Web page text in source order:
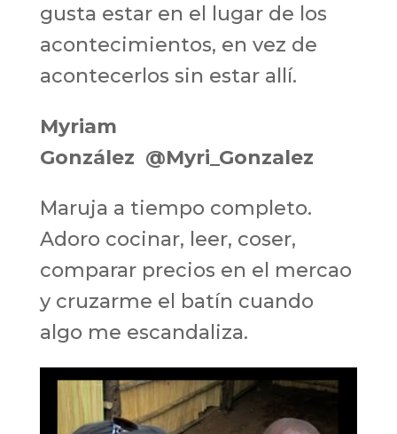
gusta estar en el lugar de los
acontecimientos, en vez de
acontecerlos sin estar allí.
Myriam
González @Myri_Gonzalez
Maruja a tiempo completo.
Adoro cocinar, leer, coser,
comparar precios en el mercao
y cruzarme el batín cuando
algo me escandaliza.